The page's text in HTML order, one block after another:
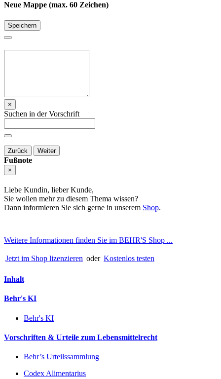
Neue Mappe (max. 60 Zeichen)
Speichern
×
Suchen in der Vorschrift
Zurück Weiter
Fußnote
×
Liebe Kundin, lieber Kunde,
Sie wollen mehr zu diesem Thema wissen?
Dann informieren Sie sich gerne in unserem Shop.
Weitere Informationen finden Sie im BEHR'S Shop ...
Jetzt im Shop lizenzieren oder Kostenlos testen
Inhalt
Behr's KI
Behr's KI
Vorschriften & Urteile zum Lebensmittelrecht
Behr’s Urteilssammlung
Codex Alimentarius